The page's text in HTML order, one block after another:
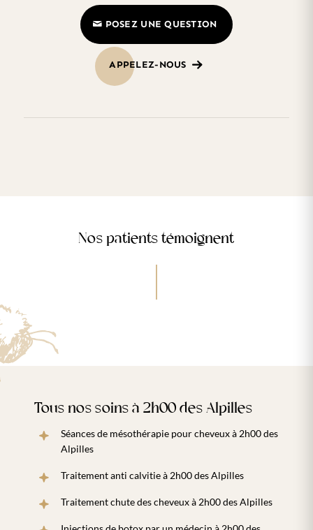
POSEZ UNE QUESTION
APPELEZ-NOUS
Nos patients témoignent
Tous nos soins à 2h00 des Alpilles
Séances de mésothérapie pour cheveux à 2h00 des
Alpilles
Traitement anti calvitie à 2h00 des Alpilles
Traitement chute des cheveux à 2h00 des Alpilles